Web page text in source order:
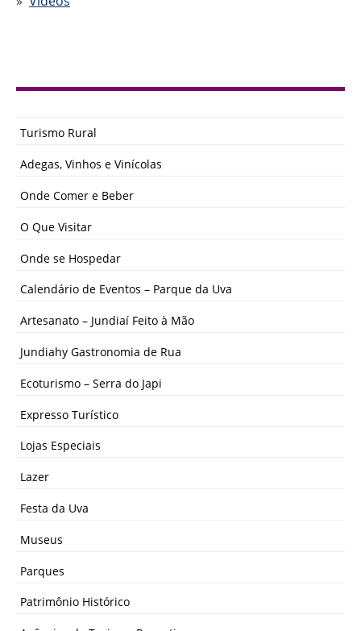
Turismo Rural
Adegas, Vinhos e Vinícolas
Onde Comer e Beber
O Que Visitar
Onde se Hospedar
Calendário de Eventos – Parque da Uva
Artesanato – Jundiaí Feito à Mão
Jundiahy Gastronomia de Rua
Ecoturismo – Serra do Japi
Expresso Turístico
Lojas Especiais
Lazer
Festa da Uva
Museus
Parques
Patrimônio Histórico